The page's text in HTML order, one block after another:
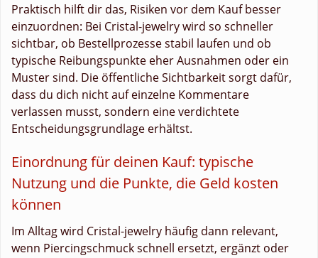
Praktisch hilft dir das, Risiken vor dem Kauf besser
einzuordnen: Bei Cristal-jewelry wird so schneller
sichtbar, ob Bestellprozesse stabil laufen und ob
typische Reibungspunkte eher Ausnahmen oder ein
Muster sind. Die öffentliche Sichtbarkeit sorgt dafür,
dass du dich nicht auf einzelne Kommentare
verlassen musst, sondern eine verdichtete
Entscheidungsgrundlage erhältst.
Einordnung für deinen Kauf: typische
Nutzung und die Punkte, die Geld kosten
können
Im Alltag wird Cristal-jewelry häufig dann relevant,
wenn Piercingschmuck schnell ersetzt, ergänzt oder